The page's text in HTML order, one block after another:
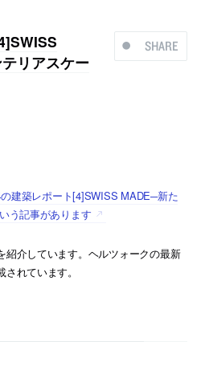
SHARE
リアスケー
建築レポート[4]SWISS MADE─新た
う記事があります
紹介しています。ヘルツォークの最新
れています。